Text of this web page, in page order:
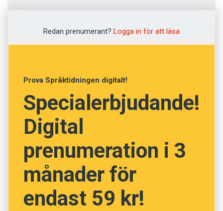
Desorienterad
Geografisk
Enslig
Vilsen
Partisk
Redan prenumerant? Logga in för att läsa
Prova Språktidningen digitalt!
Specialerbjudande!
Digital
prenumeration i 3
månader för
endast 59 kr!